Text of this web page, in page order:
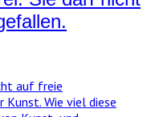
auf freie
Kunst. Wie viel diese